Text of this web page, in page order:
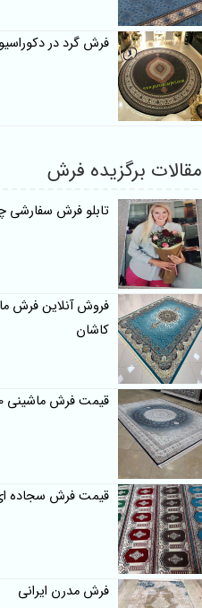
فرش گرد در
مقالات برگزیده فرش
تابلو فرش سفارشی
فروش آنلاین فرش
کاشان
قیمت فرش ماشینی 1500 شانه
قیمت فرش سجاده
فرش مدرن ایرانی